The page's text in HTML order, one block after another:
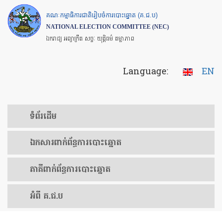
Skip
to
main
គណៈកម្មាធិការជាតិរៀបចំការបោះឆ្នោត (គ.ជ.ប)
NATIONAL ELECTION COMMITTEE (NEC)
ឯករាជ្យ អព្យាក្រឹត សច្ចៈ យុត្តិធម៌ តម្លាភាព
Language: EN
ទំព័រ​ដើម
ឯកសារ​ពាក់ព័ន្ធ​ការ​បោះឆ្នោត
​ភាគីពាក់ព័ន្ធ​​ការ​បោះឆ្នោត
អំពី គ.ជ.ប